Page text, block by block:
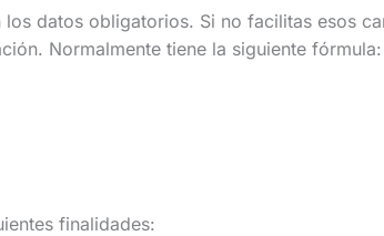
obligatorios. Si no facilitas esos
Normalmente tiene la siguiente
finalidades: